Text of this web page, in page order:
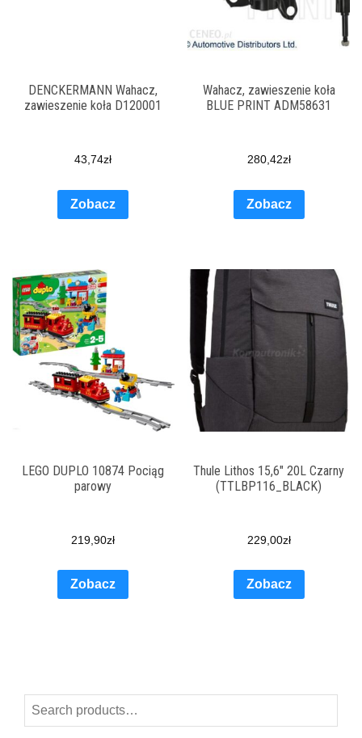
DENCKERMANN Wahacz,
zawieszenie koła D120001
43,74zł
Zobacz
Wahacz, zawieszenie koła
BLUE PRINT ADM58631
280,42zł
Zobacz
LEGO DUPLO 10874 Pociąg
parowy
219,90zł
Zobacz
Thule Lithos 15,6″ 20L Czarny
(TTLBP116_BLACK)
229,00zł
Zobacz
Search
for: